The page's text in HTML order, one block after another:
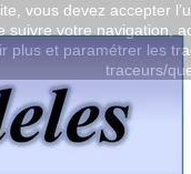
vous devez accepter
suivre votre navigation,
plus et paramétrer les
traceurs/